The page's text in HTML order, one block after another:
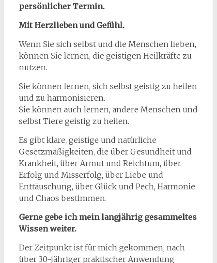
persönlicher Termin.
Mit Herzlieben und Gefühl.
Wenn Sie sich selbst und die Menschen lieben,
können Sie lernen, die geistigen Heilkräfte zu
nutzen.
Sie können lernen, sich selbst geistig zu heilen
und zu harmonisieren.
Sie können auch lernen, andere Menschen und
selbst Tiere geistig zu heilen.
Es gibt klare, geistige und natürliche
Gesetzmäßigkeiten, die über Gesundheit und
Krankheit, über Armut und Reichtum, über
Erfolg und Misserfolg, über Liebe und
Enttäuschung, über Glück und Pech, Harmonie
und Chaos bestimmen.
Gerne gebe ich mein langjährig gesammeltes
Wissen weiter.
Der Zeitpunkt ist für mich gekommen, nach
über 30-jähriger praktischer Anwendung